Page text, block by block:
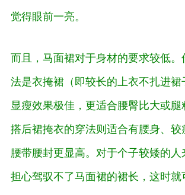
觉得眼前一亮。
而且，马面裙对于身材的要求较低。
法是衣掩裙（即较长的上衣不扎进裙
显瘦效果极佳，更适合腰臀比大或
搭后裙掩衣的穿法则适合有腰身、较
腰带腰封更显高。对于个子较矮的人
担心驾驭不了马面裙的裙长，这时就